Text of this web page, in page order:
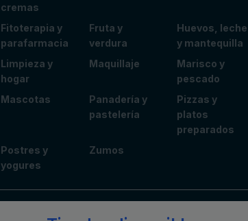
cremas
Fitoterapia y
parafarmacia
Fruta y
verdura
Huevos, leche
y mantequilla
Limpieza y
hogar
Maquillaje
Marisco y
pescado
Mascotas
Panadería y
pastelería
Pizzas y
platos
preparados
Postres y
yogures
Zumos